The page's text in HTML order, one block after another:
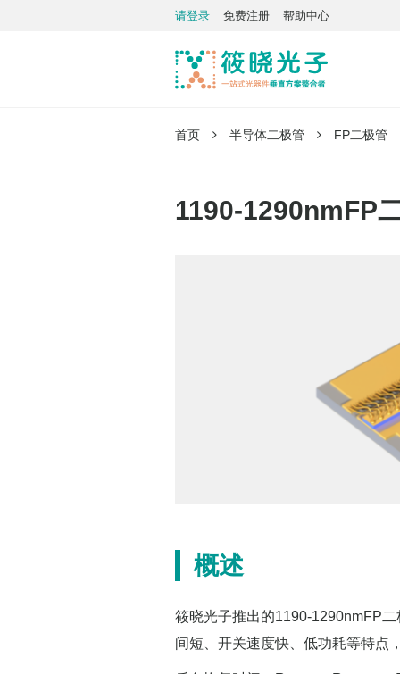
请登录 免费注册 帮助中心
首页 半导体二极管 FP二极管
1190-1290nmFP
概述
筱晓光子推出的1190-1290nmFP
间短、开关速度快、低功耗等特点